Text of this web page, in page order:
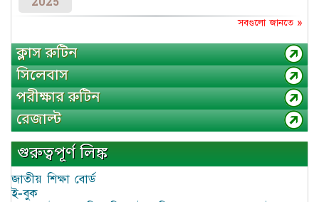
সবগুলো জানতে »
ক্লাস রুটিন
সিলেবাস
পরীক্ষার রুটিন
রেজাল্ট
গুরুত্বপূর্ণ লিঙ্ক
জাতীয় শিক্ষা বোর্ড
ই-বুক